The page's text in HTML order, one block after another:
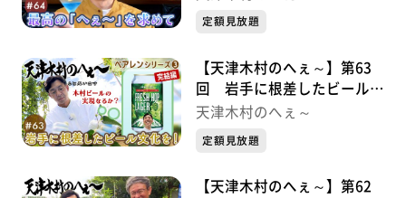
定額見放題
【天津木村のへぇ～】第63
回 岩手に根差したビール文
化を！ べアレンシリーズ③
天津木村のへぇ～
定額見放題
【天津木村のへぇ～】第62